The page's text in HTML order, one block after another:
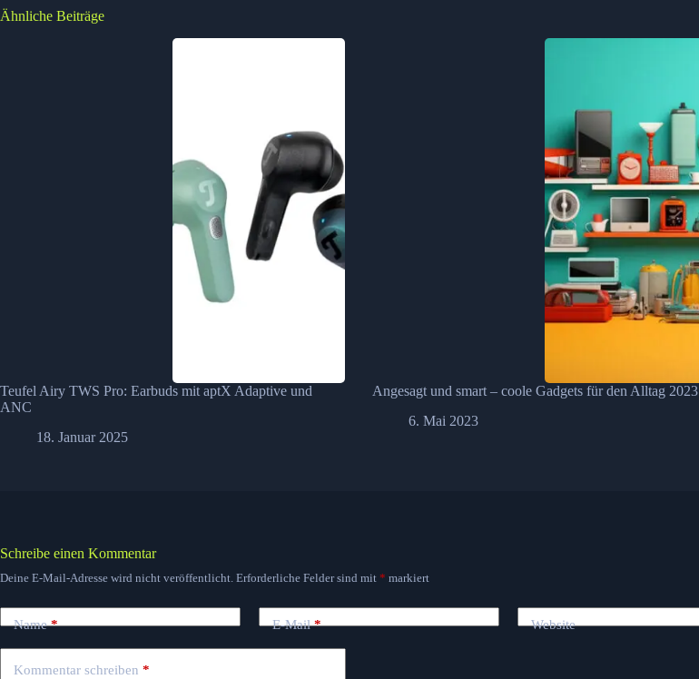
Ähnliche Beiträge
Teufel Airy TWS Pro: Earbuds mit aptX Adaptive und
ANC
18. Januar 2025
Angesagt und smart – coole Gadgets für den Alltag 2023
6. Mai 2023
Schreibe einen Kommentar
Deine E-Mail-Adresse wird nicht veröffentlicht. Erforderliche Felder sind mit * markiert
Name* E-Mail* Website
Kommentar schreiben *